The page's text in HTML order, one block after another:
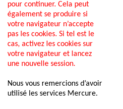
pour continuer. Cela peut
également se produire si
votre navigateur n’accepte
pas les cookies. Si tel est le
cas, activez les cookies sur
votre navigateur et lancez
une nouvelle session.
Nous vous remercions d’avoir
utilisé les services Mercure.